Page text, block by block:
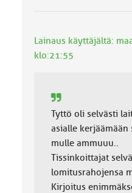
Lainaus käyttäjältä:
klo:21:55
Tyttö oli selvästi
asialle
mulle ammuuu..
Tissinkoittajat
lomitusrahojensa
Kirjoitus